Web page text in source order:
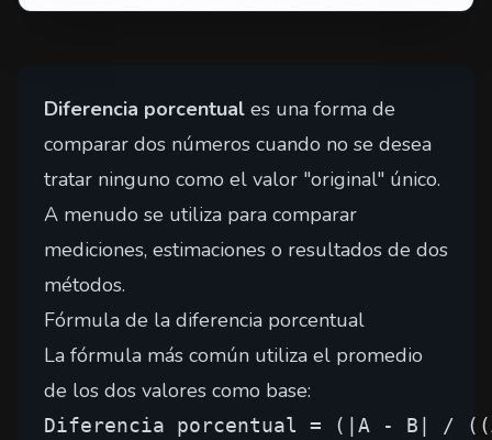
Diferencia porcentual es una forma de
comparar dos números cuando no se desea
tratar ninguno como el valor "original" único.
A menudo se utiliza para comparar
mediciones, estimaciones o resultados de dos
métodos.
Fórmula de la diferencia porcentual
La fórmula más común utiliza el promedio
de los dos valores como base:
Diferencia porcentual = (|A - B| /